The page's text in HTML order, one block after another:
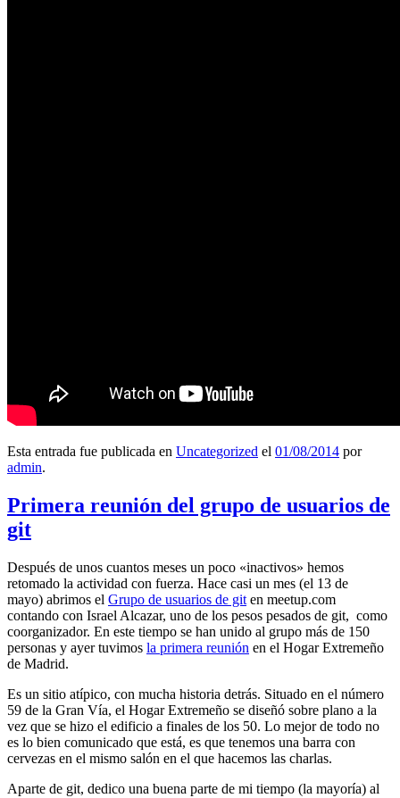
Esta entrada fue publicada en Uncategorized el 01/08/2014 por
admin.
Primera reunión del grupo de usuarios de
git
Después de unos cuantos meses un poco «inactivos» hemos
retomado la actividad con fuerza. Hace casi un mes (el 13 de
mayo) abrimos el Grupo de usuarios de git en meetup.com
contando con Israel Alcazar, uno de los pesos pesados de git, como
coorganizador. En este tiempo se han unido al grupo más de 150
personas y ayer tuvimos la primera reunión en el Hogar Extremeño
de Madrid.
Es un sitio atípico, con mucha historia detrás. Situado en el número
59 de la Gran Vía, el Hogar Extremeño se diseñó sobre plano a la
vez que se hizo el edificio a finales de los 50. Lo mejor de todo no
es lo bien comunicado que está, es que tenemos una barra con
cervezas en el mismo salón en el que hacemos las charlas.
Aparte de git, dedico una buena parte de mi tiempo (la mayoría) al